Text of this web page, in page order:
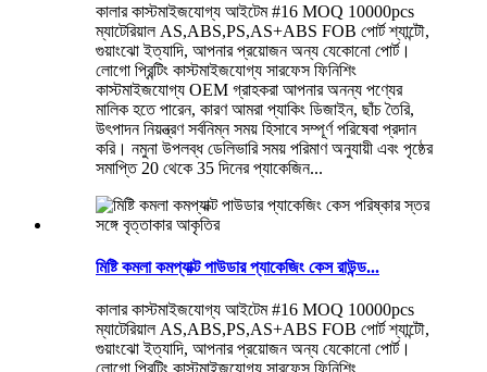
কালার কাস্টমাইজযোগ্য আইটেম #16 MOQ 10000pcs
ম্যাটেরিয়াল AS,ABS,PS,AS+ABS FOB পোর্ট শ্যান্টৌ,
গুয়াংঝো ইত্যাদি, আপনার প্রয়োজন অন্য যেকোনো পোর্ট।
লোগো প্রিন্টিং কাস্টমাইজযোগ্য সারফেস ফিনিশিং
কাস্টমাইজযোগ্য OEM গ্রাহকরা আপনার অনন্য পণ্যের
মালিক হতে পারেন, কারণ আমরা প্যাকিং ডিজাইন, ছাঁচ তৈরি,
উৎপাদন নিয়ন্ত্রণ সর্বনিম্ন সময় হিসাবে সম্পূর্ণ পরিষেবা প্রদান
করি। নমুনা উপলব্ধ ডেলিভারি সময় পরিমাণ অনুযায়ী এবং পৃষ্ঠের
সমাপ্তি 20 থেকে 35 দিনের প্যাকেজিন...
মিষ্টি কমলা কমপ্যাক্ট পাউডার প্যাকেজিং কেস রাউন্ড...
কালার কাস্টমাইজযোগ্য আইটেম #16 MOQ 10000pcs
ম্যাটেরিয়াল AS,ABS,PS,AS+ABS FOB পোর্ট শ্যান্টৌ,
গুয়াংঝো ইত্যাদি, আপনার প্রয়োজন অন্য যেকোনো পোর্ট।
লোগো প্রিন্টিং কাস্টমাইজযোগ্য সারফেস ফিনিশিং